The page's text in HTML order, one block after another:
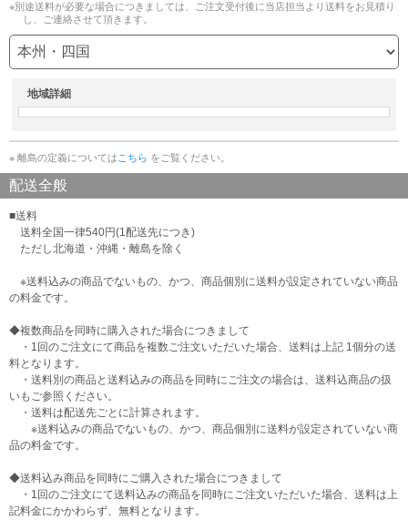
※別途送料が必要な場合につきましては、ご注文受付後に当店担当より送料をお見積り
し、ご連絡させて頂きます。
地域詳細
※ 離島の定義については こちら をご覧ください。
配送全般
■送料
送料全国一律540円(1配送先につき)
ただし北海道・沖縄・離島を除く
※送料込みの商品でないもの、かつ、商品個別に送料が設定されていない商品
の料金です。
◆複数商品を同時に購入された場合につきまして
・1回のご注文にて商品を複数ご注文いただいた場合、送料は上記 1個分の送
料となります。
・送料別の商品と送料込みの商品を同時にご注文の場合は、送料込商品の扱
いもご参照ください。
・送料は配送先ごとに計算されます。
※送料込みの商品でないもの、かつ、商品個別に送料が設定されていない商
品の料金です。
◆送料込み商品を同時にご購入された場合につきまして
・1回のご注文にて送料込みの商品を同時にご注文いただいた場合、送料は上
記料金にかかわらず、無料となります。